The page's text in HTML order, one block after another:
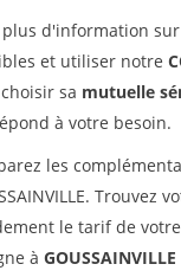
plus d'information
et utiliser notre
sa mutuelle
à votre besoin.
les
Trouvez
le tarif de
à